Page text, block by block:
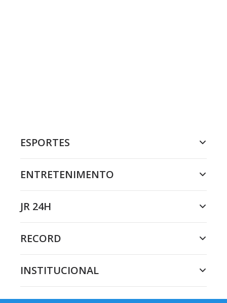
ESPORTES
ENTRETENIMENTO
JR 24H
RECORD
INSTITUCIONAL